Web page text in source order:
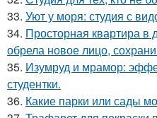
33. Уют у моря: студия с
34. Просторная квартира
обрела новое лицо,
35. Изумруд и мрамор:
студентки.
36. Какие парки или сады